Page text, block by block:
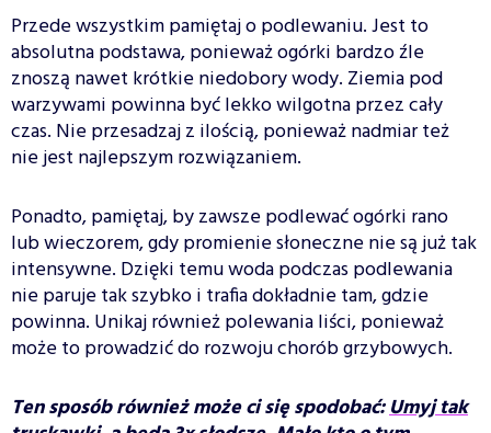
Przede wszystkim pamiętaj o podlewaniu. Jest to
absolutna podstawa, ponieważ ogórki bardzo źle
znoszą nawet krótkie niedobory wody. Ziemia pod
warzywami powinna być lekko wilgotna przez cały
czas. Nie przesadzaj z ilością, ponieważ nadmiar też
nie jest najlepszym rozwiązaniem.
Ponadto, pamiętaj, by zawsze podlewać ogórki rano
lub wieczorem, gdy promienie słoneczne nie są już tak
intensywne. Dzięki temu woda podczas podlewania
nie paruje tak szybko i trafia dokładnie tam, gdzie
powinna. Unikaj również polewania liści, ponieważ
może to prowadzić do rozwoju chorób grzybowych.
Ten sposób również może ci się spodobać:Umyj tak